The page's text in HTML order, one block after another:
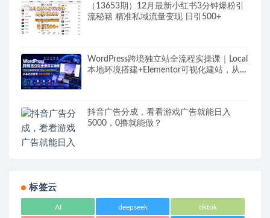
（13653期）12月最新小红书3分钟爆粉引
流秘籍 精准私域流量变现 日引500+
WordPress跨境独立站全流程实操课｜Local
本地环境搭建+Elementor可视化建站，从本
抖音广告分成，看看游戏广告就能日入
5000，0撸就能做？
标签云
AI deepseek tiktok